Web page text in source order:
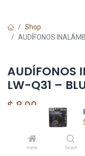
Home Search
Shop
AUDÍFONOS
AUDÍFONOS
LW-Q31 –
$ 8.00